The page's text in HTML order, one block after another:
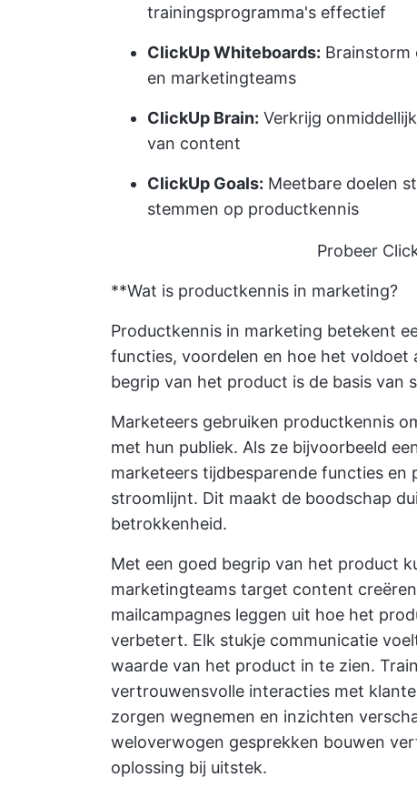
trainingsprogramma's effectief
ClickUp Whiteboards: Brainstorm
en marketingteams
ClickUp Brain: Verkrijg
van content
ClickUp Goals: Meetbare doelen
stemmen op productkennis
Probeer
**Wat is productkennis in marketing?
Productkennis in marketing betekent
functies, voordelen en hoe het voldoet
begrip van het product is de basis van
Marketeers gebruiken productkennis
met hun publiek. Als ze bijvoorbeeld
marketeers tijdbesparende functies
stroomlijnt. Dit maakt de boodschap
betrokkenheid.
Met een goed begrip van het product
marketingteams target content
mailcampagnes leggen uit hoe het
verbetert. Elk stukje communicatie
waarde van het product in te zien.
vertrouwensvolle interacties met
zorgen wegnemen en inzichten
weloverwogen gesprekken bouwen
oplossing bij uitstek.